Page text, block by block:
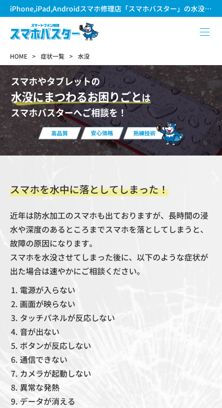
iPhone,iPad,Androidスマホ修理店「スマホバスター」の水没修理サービス
HOME 症状一覧 水没
スマホやタブレットの
水没にまつわるお困りごとは
スマホバスターへご相談を！
スマホを水中に落としてしまった！
近年は防水加工のスマホも出ておりますが、長時間の浸
水や深度のあるところまでスマホを落としてしまうと、
故障の原因になります。
スマホを水没させてしまった後に、以下のような症状が
出た場合は速やかにご相談ください。
電源が入らない
画面が映らない
タッチパネルが反応しない
音が出ない
ボタンが反応しない
通信できない
カメラが起動しない
異常な発熱
データが消える